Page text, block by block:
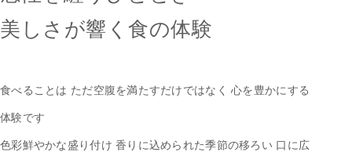
美しさが響く食の体験
食べることは ただ空腹を満たすだけではなく 心を豊かにする
体験です
色彩鮮やかな盛り付け 香りに込められた季節の移ろい 口に広